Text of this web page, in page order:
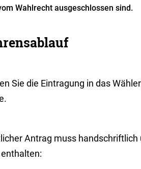
Wahlrecht ausgeschlossen sind.
Sie die Eintragung in das
Antrag muss